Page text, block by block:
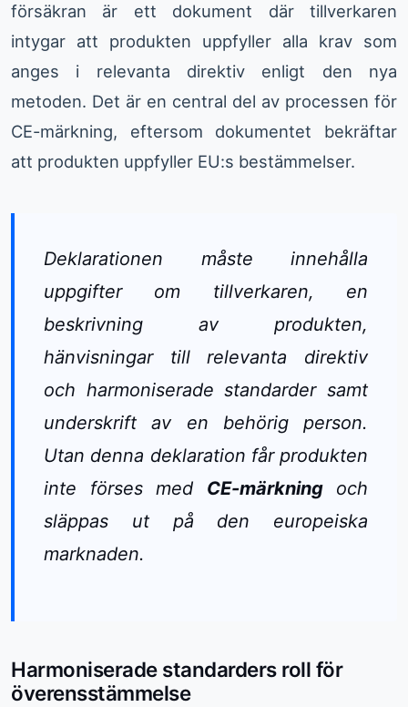
försäkran är ett dokument där tillverkaren
intygar att produkten uppfyller alla krav som
anges i relevanta direktiv enligt den nya
metoden. Det är en central del av processen för
CE-märkning, eftersom dokumentet bekräftar
att produkten uppfyller EU:s bestämmelser.
Deklarationen måste innehålla
uppgifter om tillverkaren, en
beskrivning av produkten,
hänvisningar till relevanta direktiv
och harmoniserade standarder samt
underskrift av en behörig person.
Utan denna deklaration får produkten
inte förses med CE-märkningoch
släppas ut på den europeiska
marknaden.
Harmoniserade standarders roll för
överensstämmelse